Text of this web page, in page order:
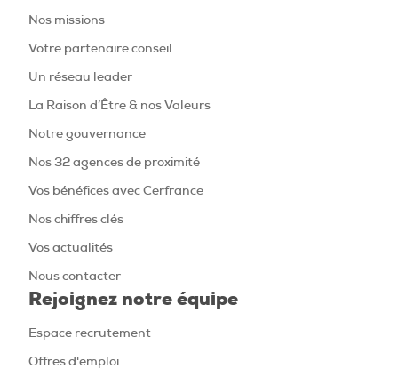
Nos missions
Votre partenaire conseil
Un réseau leader
La Raison d’Être & nos Valeurs
Notre gouvernance
Nos 32 agences de proximité
Vos bénéfices avec Cerfrance
Nos chiffres clés
Vos actualités
Nous contacter
Rejoignez notre équipe
Espace recrutement
Offres d'emploi